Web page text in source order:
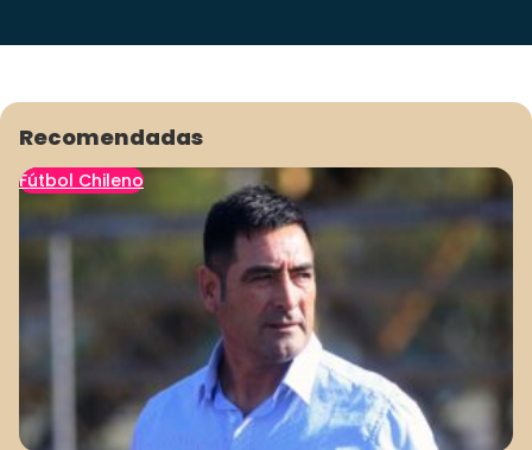
Recomendadas
Fútbol Chileno